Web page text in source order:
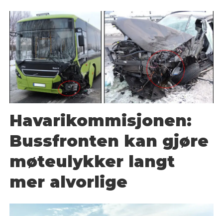
Havarikommisjonen:
Bussfronten kan gjøre
møteulykker langt
mer alvorlige